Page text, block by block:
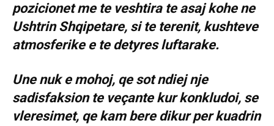
pozicionet me te veshtira te asaj kohe ne
Ushtrin Shqipetare, si te terenit, kushteve
atmosferike e te detyres luftarake.
Une nuk e mohoj, qe sot ndiej nje
sadisfaksion te veçante kur konkludoi, se
vleresimet, qe kam bere dikur per kuadrin